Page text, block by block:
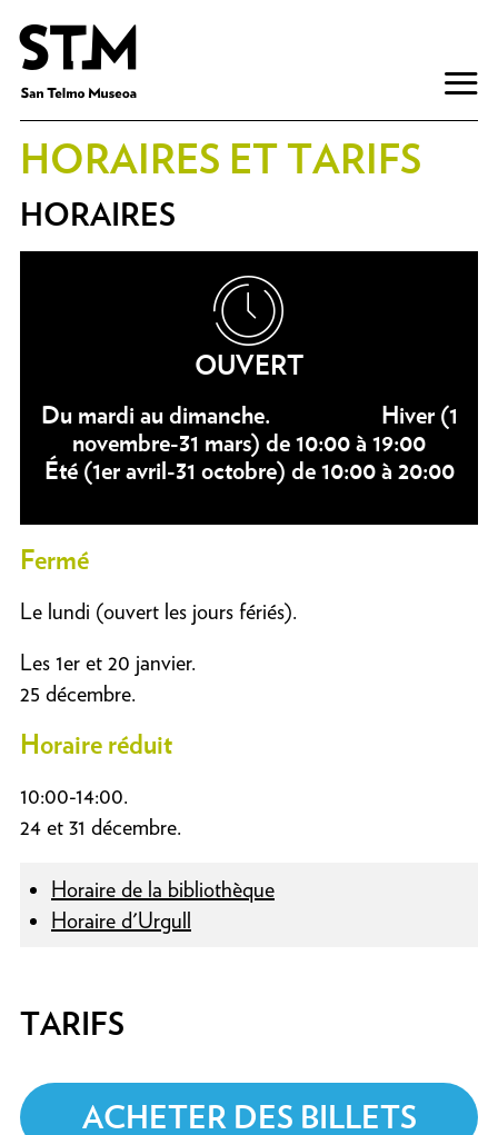
HORAIRES ET TARIFS
HORAIRES
OUVERT
Du mardi au dimanche. Hiver(1
novembre-31 mars) de 10:00 à 19:00
Été(1er avril-31 octobre) de 10:00 à 20:00
Fermé
Le lundi (ouvert les jours fériés).
Les 1er et 20 janvier.
25 décembre.
Horaire réduit
10:00-14:00.
24 et 31 décembre.
Horaire de la bibliothèque
Horaire d'Urgull
TARIFS
ACHETER DES BILLETS